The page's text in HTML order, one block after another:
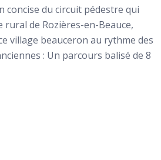
concise du circuit pédestre qui
de Rozières-en-Beauce,
village beauceron au rythme des
: Un parcours balisé de 8